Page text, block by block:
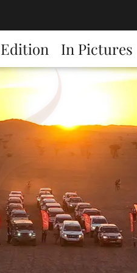
Edition In Pictures